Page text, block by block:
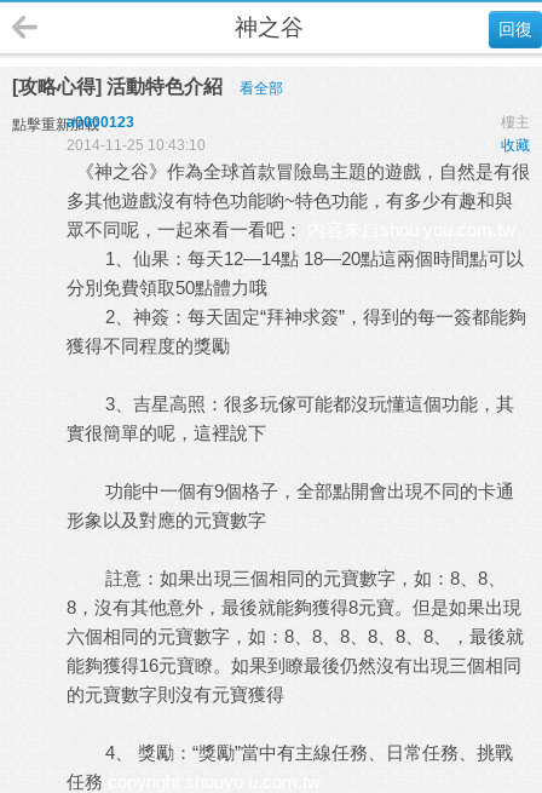
回復
神之谷
[攻略心得] 活動特色介紹 看全部
點擊重新加載 樓主
a0000123
收藏
2014-11-25 10:43:10
《神之谷》作為全球首款冒險島主題的遊戲，自然是有很
多其他遊戲沒有特色功能喲~特色功能，有多少有趣和與
眾不同呢，一起來看一看吧：
1、仙果：每天12—14點 18—20點這兩個時間點可以
分別免費領取50點體力哦
2、神簽：每天固定“拜神求簽”，得到的每一簽都能夠
獲得不同程度的獎勵
3、吉星高照：很多玩傢可能都沒玩懂這個功能，其
實很簡單的呢，這裡說下
功能中一個有9個格子，全部點開會出現不同的卡通
形象以及對應的元寶數字
註意：如果出現三個相同的元寶數字，如：8、8、
8，沒有其他意外，最後就能夠獲得8元寶。但是如果出現
六個相同的元寶數字，如：8、8、8、8、8、8、，最後就
能夠獲得16元寶瞭。如果到瞭最後仍然沒有出現三個相同
的元寶數字則沒有元寶獲得
4、 獎勵：“獎勵”當中有主線任務、日常任務、挑戰
任務